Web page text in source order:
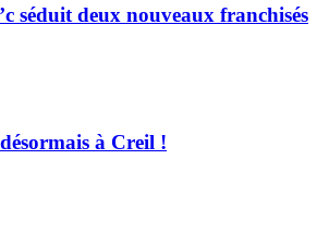
séduit deux nouveaux franchisés
à Creil !